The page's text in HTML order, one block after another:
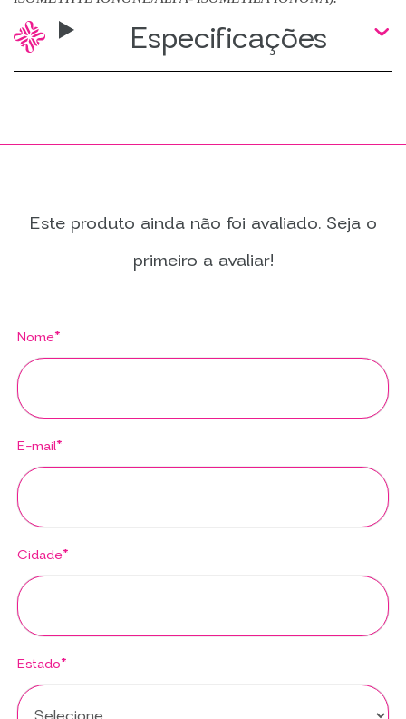
Especificações
Este produto ainda não foi avaliado. Seja o
primeiro a avaliar!
Nome*
E-mail*
Cidade*
Estado*